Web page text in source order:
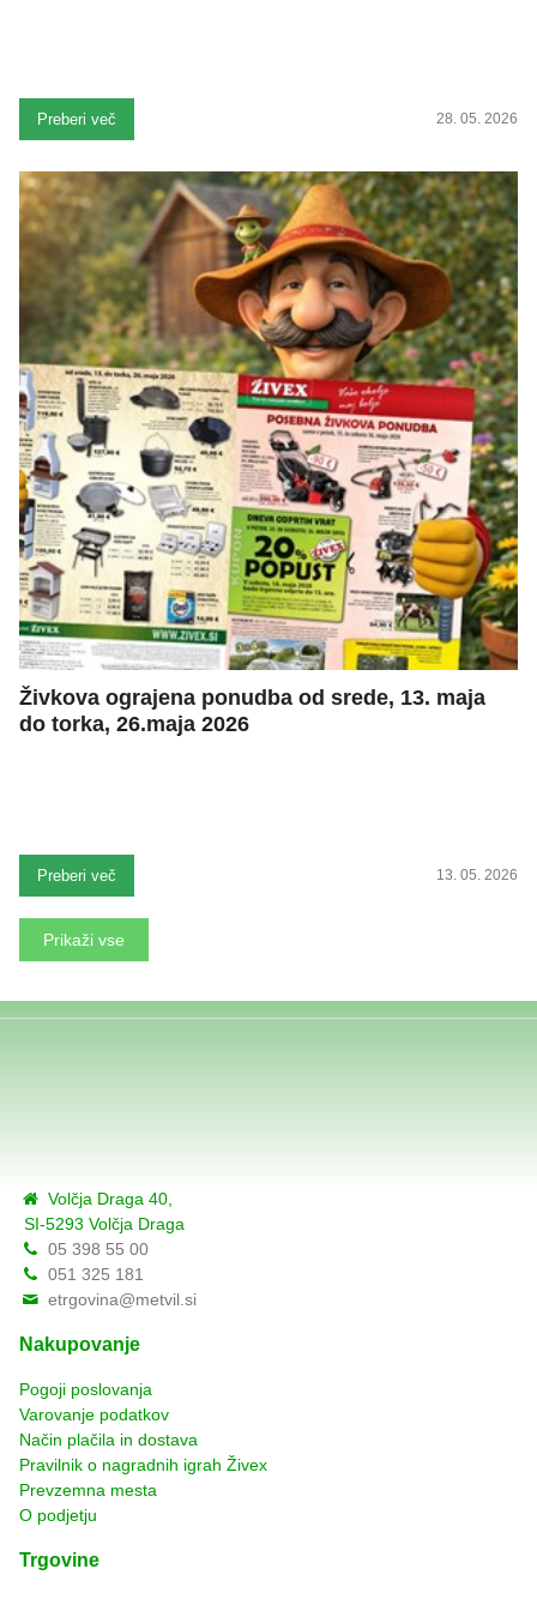
Preberi več 28. 05. 2026
Živkova ograjena ponudba od srede, 13. maja
do torka, 26.maja 2026
Preberi več 13. 05. 2026
Prikaži vse
Volčja Draga 40,
SI-5293 Volčja Draga
05 398 55 00
051 325 181
etrgovina@metvil.si
Nakupovanje
Pogoji poslovanja
Varovanje podatkov
Način plačila in dostava
Pravilnik o nagradnih igrah Živex
Prevzemna mesta
O podjetju
Trgovine